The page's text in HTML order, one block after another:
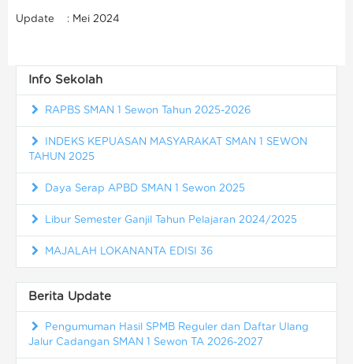
Update : Mei 2024
Info Sekolah
RAPBS SMAN 1 Sewon Tahun 2025-2026
INDEKS KEPUASAN MASYARAKAT SMAN 1 SEWON
TAHUN 2025
Daya Serap APBD SMAN 1 Sewon 2025
Libur Semester Ganjil Tahun Pelajaran 2024/2025
MAJALAH LOKANANTA EDISI 36
Berita Update
Pengumuman Hasil SPMB Reguler dan Daftar Ulang
Jalur Cadangan SMAN 1 Sewon TA 2026-2027